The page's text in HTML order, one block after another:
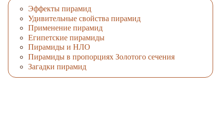
Эффекты пирамид
Удивительные свойства пирамид
Применение пирамид
Египетские пирамиды
Пирамиды и НЛО
Пирамиды в пропорциях Золотого сечения
Загадки пирамид